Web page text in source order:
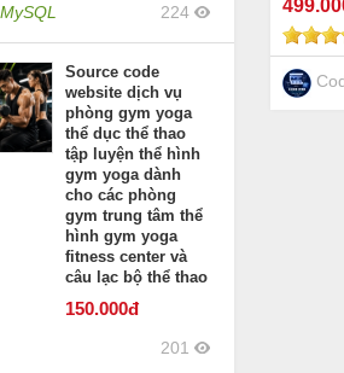
dụng
code
shop
chơi
499
224
Source code
website dịch vụ
phòng gym yoga
thể dục thể thao
tập luyện thể hình
gym yoga dành
cho các phòng
gym trung tâm thể
hình gym yoga
fitness center và
câu lạc bộ thể thao
150.000đ
201